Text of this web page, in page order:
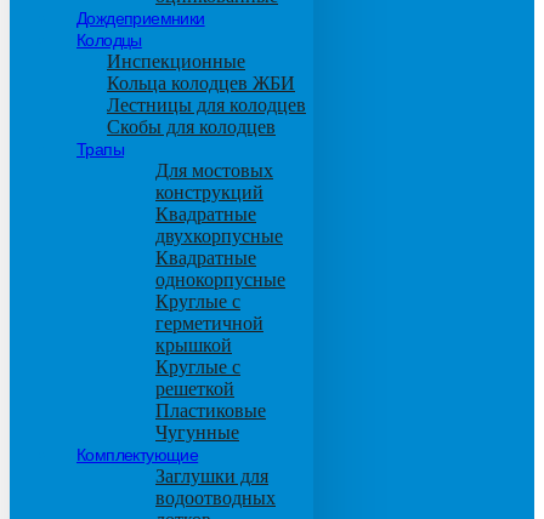
Дождеприемники
Колодцы
Инспекционные
Кольца колодцев ЖБИ
Лестницы для колодцев
Скобы для колодцев
Трапы
Для мостовых
конструкций
Квадратные
двухкорпусные
Квадратные
однокорпусные
Круглые с
герметичной
крышкой
Круглые с
решеткой
Пластиковые
Чугунные
Комплектующие
Заглушки для
водоотводных